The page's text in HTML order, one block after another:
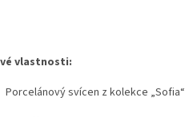
vlastnosti:
Porcelánový svícen z kolekce „Sofia“